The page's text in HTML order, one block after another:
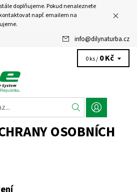
doplňujeme. Pokud nenaleznete
např. emailem na
info@dilynaturba.cz
0 ks / 0 Kč
OSOBNÍCH